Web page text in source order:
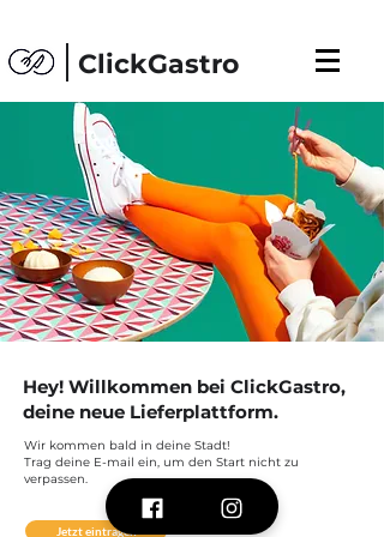
ClickGastro
Hey! Willkommen bei ClickGastro,
deine neue Lieferplattform.
Wir kommen bald in deine Stadt!
Trag deine E-mail ein, um den Start nicht zu
verpassen.
Jetzt eintragen